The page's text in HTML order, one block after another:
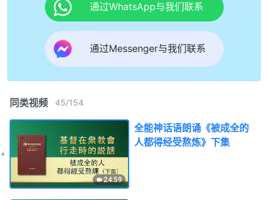
通过WhatsApp与我们联系
通过Messenger与我们联系
同类视频 45/154
24:59
全能神话语朗诵《被成全的
人都得经受熬炼》下集